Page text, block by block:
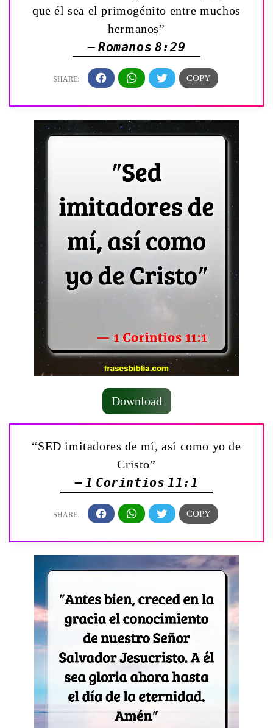
que él sea el primogénito entre muchos
hermanos”
— Romanos 8:29
Download
“SED imitadores de mí, así como yo de
Cristo”
— 1 Corintios 11:1